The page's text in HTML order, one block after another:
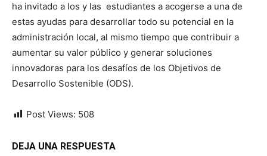
ha invitado a los y las estudiantes a acogerse a una de
estas ayudas para desarrollar todo su potencial en la
administración local, al mismo tiempo que contribuir a
aumentar su valor público y generar soluciones
innovadoras para los desafíos de los Objetivos de
Desarrollo Sostenible (ODS).
Post Views: 508
DEJA UNA RESPUESTA